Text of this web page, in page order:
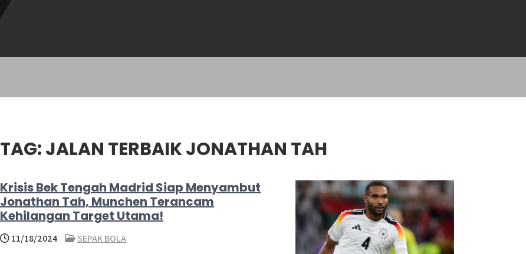
TAG:JALAN TERBAIK JONATHAN TAH
Krisis Bek Tengah Madrid Siap Menyambut
Jonathan Tah, Munchen Terancam
Kehilangan Target Utama!
11/18/2024
SEPAK BOLA